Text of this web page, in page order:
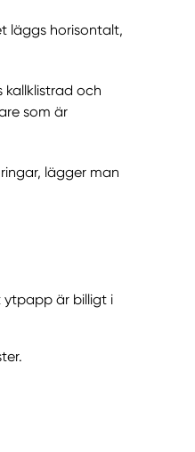
läggs horisontalt,
och
som är
lägger man
är billigt i